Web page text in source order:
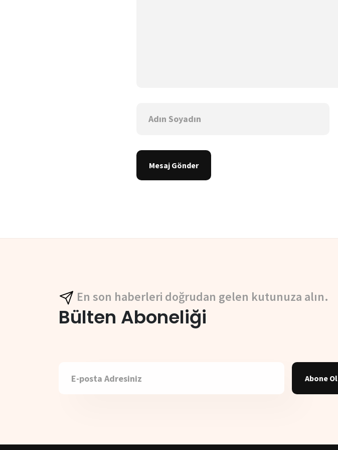
Mesaj Gönder
En son haberleri doğrudan gelen kutunuza alın.
Bülten Aboneliği
Abone Ol